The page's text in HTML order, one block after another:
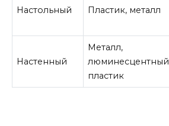
Настольный Пластик, металл
Настенный
Металл,
люминесцентный
пластик